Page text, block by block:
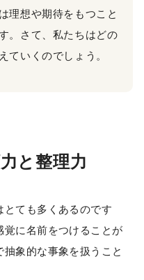
理想や期待をもつこと
。さて、私たちはどの
ていくのでしょう。
と整理力
ても多くあるのです
覚に名前をつけることが
象的な事象を扱うこと